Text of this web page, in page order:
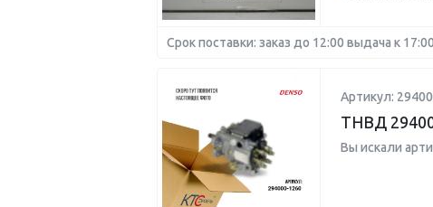
Срок поставки: заказ до 12:00 выдача к 17:00
Артикул:
ТНВД
Вы искали